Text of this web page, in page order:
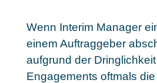
Wenn Interim Manager
einem Auftraggeber
aufgrund der
Engagements oftmals